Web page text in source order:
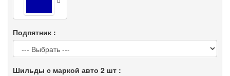
Подпятник :
Шильды с маркой авто 2 шт :